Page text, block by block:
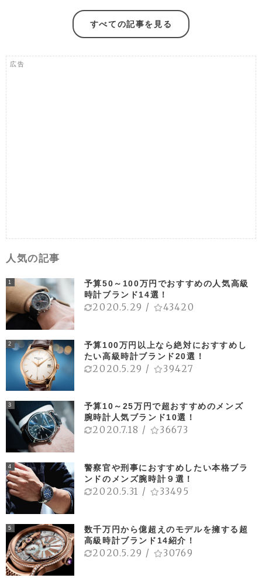
すべての記事を見る
広告
人気の記事
1
予算50～100万円でおすすめの人気高級
時計ブランド14選！
2020.5.29 / 43420
2
予算100万円以上なら絶対におすすめし
たい高級時計ブランド20選！
2020.5.29 / 39427
3
予算10～25万円で超おすすめのメンズ
腕時計人気ブランド10選！
2020.7.18 / 36673
4
警察官や刑事におすすめしたい本格ブラ
ンドのメンズ腕時計９選！
2020.5.31 / 33495
5
数千万円から億超えのモデルを擁する超
高級時計ブランド14紹介！
2020.5.29 / 30769